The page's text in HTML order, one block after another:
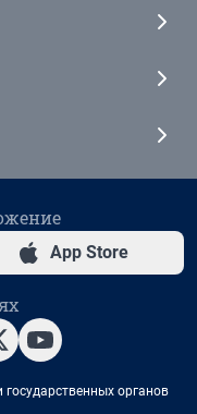
App Store
органов